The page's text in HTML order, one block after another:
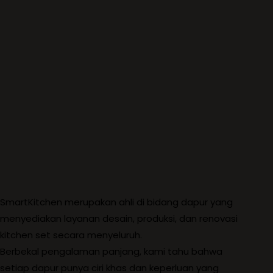
SmartKitchen merupakan ahli di bidang dapur yang
menyediakan layanan desain, produksi, dan renovasi
kitchen set secara menyeluruh.
Berbekal pengalaman panjang, kami tahu bahwa
setiap dapur punya ciri khas dan keperluan yang